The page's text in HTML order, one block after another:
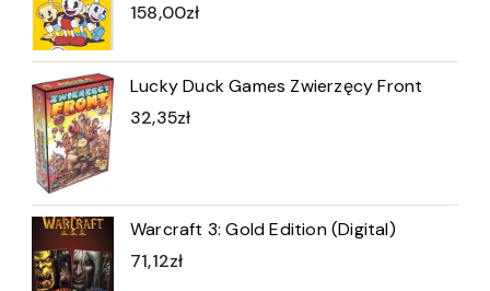
158,00zł
Lucky Duck Games Zwierzęcy Front
32,35zł
Warcraft 3: Gold Edition (Digital)
71,12zł